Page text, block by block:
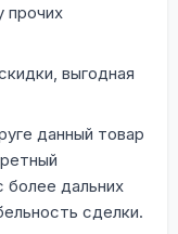
прочих
выгодная
данный товар
более дальних
сделки.